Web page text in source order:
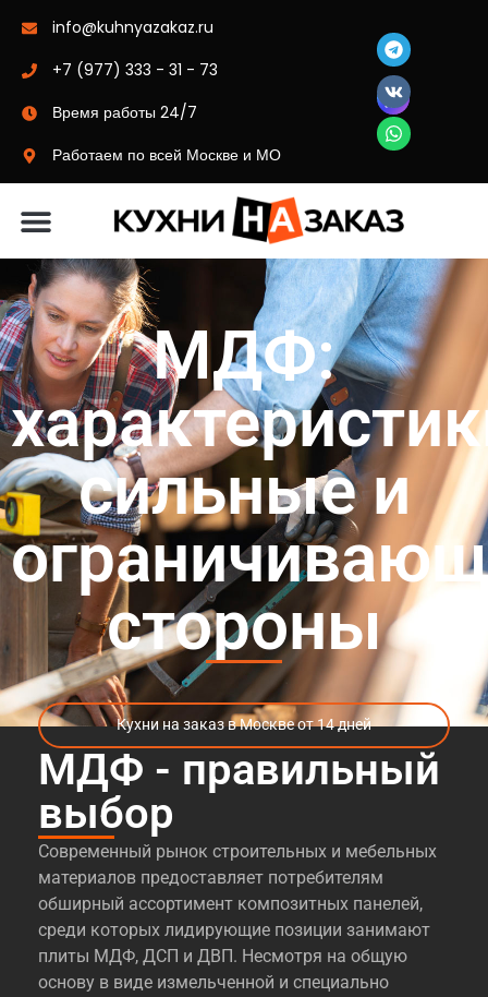
info@kuhnyazakaz.ru
+7 (977) 333 - 31 - 73
Время работы 24/7
Работаем по всей Москве и МО
МДФ:
сильные и
стороны
Кухни на заказ в Москве от 14 дней
МДФ - правильный
выбор
Современный рынок строительных и мебельных
материалов предоставляет потребителям
обширный ассортимент композитных панелей,
среди которых лидирующие позиции занимают
плиты МДФ, ДСП и ДВП. Несмотря на общую
основу в виде измельченной и специально